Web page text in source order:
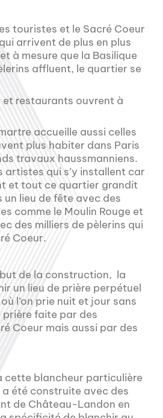
touristes et le Sacré Coeur
arrivent de plus en plus
à mesure que la Basilique
affluent, le quartier se
restaurants ouvrent à
accueille aussi celles
plus habiter dans Paris
travaux haussmanniens.
artistes qui s’y installent car
et tout ce quartier grandit
lieu de fête avec des
comme le Moulin Rouge et
des milliers de pèlerins qui
Coeur.
de la construction, la
un lieu de prière perpétuel
l’on prie nuit et jour sans
faite par des
Coeur mais aussi par des
cette blancheur particulière
a été construite avec des
de Château-Landon en